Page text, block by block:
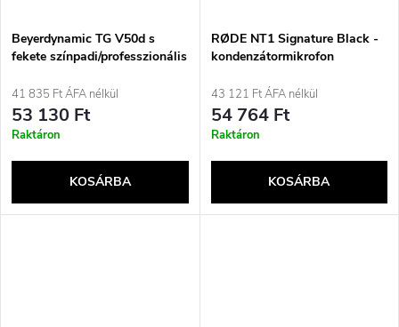
Beyerdynamic TG V50d s
fekete színpadi/professzionális
41 835 Ft ÁFA nélkül
53 130 Ft
Raktáron
KOSÁRBA
RØDE NT1 Signature Black -
kondenzátormikrofon
43 121 Ft ÁFA nélkül
54 764 Ft
Raktáron
KOSÁRBA